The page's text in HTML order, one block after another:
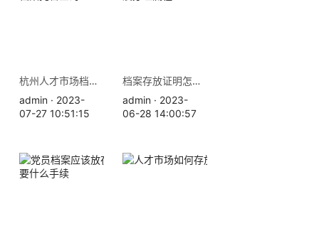
杭州人才市场档案存放地址 档案托管查询
admin · 2023-
07-27 10:51:15
档案存放证明怎么开，材料及办理流程
admin · 2023-
06-28 14:00:57